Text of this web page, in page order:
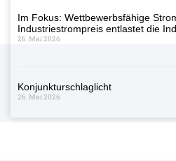
Im Fokus: Wettbewerbsfähige
Industriestrompreis entlastet die
26. Mai 2026
Konjunkturschlaglicht
26. Mai 2026